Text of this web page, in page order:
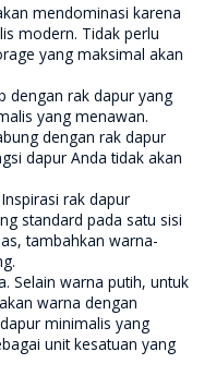
mendominasi karena
modern. Tidak perlu
yang maksimal akan
dengan rak dapur yang
yang menawan.
dengan rak dapur
dapur Anda tidak akan
rak dapur
standard pada satu sisi
tambahkan warna-
Selain warna putih, untuk
warna dengan
minimalis yang
unit kesatuan yang